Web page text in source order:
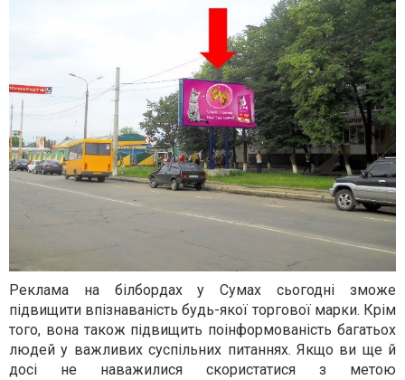
Реклама на білбордах у Сумах сьогодні зможе
підвищити впізнаваність будь-якої торгової марки. Крім
того, вона також підвищить поінформованість багатьох
людей у важливих суспільних питаннях. Якщо ви ще й
досі не наважилися скористатися з метою